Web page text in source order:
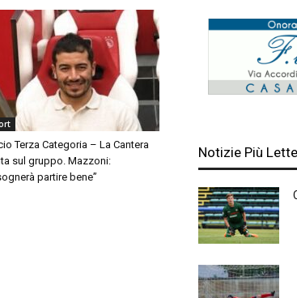
Terza Categoria – La Cantera
sul gruppo. Mazzoni:
partire bene”
Notizie Più Lette